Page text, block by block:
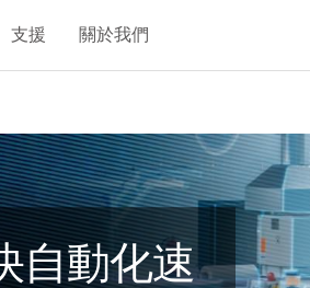
支援 關於我們
自動化速